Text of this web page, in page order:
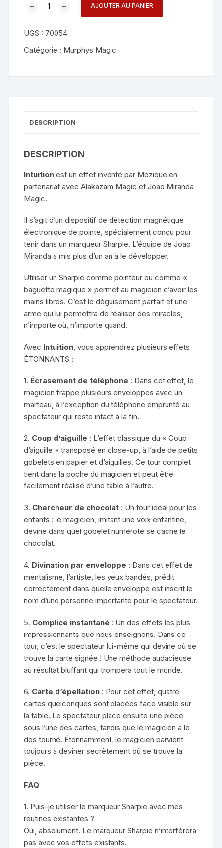
-
Mozique,
Magic
Online
-
Trick
AJOUTER AU PANIER
UGS : 70054
Catégorie : Murphys Magic
DESCRIPTION
DESCRIPTION
Intuition est un effet inventé par Mozique en
partenariat avec Alakazam Magic et Joao Miranda
Magic.
Il s’agit d’un dispositif de détection magnétique
électronique de pointe, spécialement conçu pour
tenir dans un marqueur Sharpie. L’équipe de Joao
Miranda a mis plus d’un an à le développer.
Utiliser un Sharpie comme pointeur ou comme «
baguette magique » permet au magicien d’avoir les
mains libres. C’est le déguisement parfait et une
arme qui lui permettra de réaliser des miracles,
n’importe où, n’importe quand.
Avec Intuition, vous apprendrez plusieurs effets
ÉTONNANTS :
1. Écrasement de téléphone : Dans cet effet, le
magicien frappe plusieurs enveloppes avec un
marteau, à l’exception du téléphone emprunté au
spectateur qui reste intact à la fin.
2. Coup d’aiguille : L’effet classique du « Coup
d’aiguille » transposé en close-up, à l’aide de petits
gobelets en papier et d’aiguilles. Ce tour complet
tient dans la poche du magicien et peut être
facilement réalisé d’une table à l’autre.
3. Chercheur de chocolat : Un tour idéal pour les
enfants : le magicien, imitant une voix enfantine,
devine dans quel gobelet numéroté se cache le
chocolat.
4. Divination par enveloppe : Dans cet effet de
mentalisme, l’artiste, les yeux bandés, prédit
correctement dans quelle enveloppe est inscrit le
nom d’une personne importante pour le spectateur.
5. Complice instantané : Un des effets les plus
impressionnants que nous enseignons. Dans ce
tour, c’est le spectateur lui-même qui devine où se
trouve la carte signée ! Une méthode audacieuse
au résultat bluffant qui trompera tout le monde.
6. Carte d’épellation : Pour cet effet, quatre
cartes quelconques sont placées face visible sur
la table. Le spectateur place ensuite une pièce
sous l’une des cartes, tandis que le magicien a le
dos tourné. Étonnamment, le magicien parvient
toujours à deviner secrètement où se trouve la
pièce.
FAQ
1. Puis-je utiliser le marqueur Sharpie avec mes
routines existantes ?
Oui, absolument. Le marqueur Sharpie n’interférera
pas avec vos effets existants.